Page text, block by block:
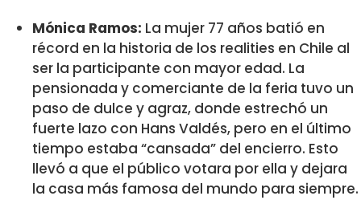
Mónica Ramos: La mujer 77 años batió en
récord en la historia de los realities en Chile al
ser la participante con mayor edad. La
pensionada y comerciante de la feria tuvo un
paso de dulce y agraz, donde estrechó un
fuerte lazo con Hans Valdés, pero en el último
tiempo estaba “cansada” del encierro. Esto
llevó a que el público votara por ella y dejara
la casa más famosa del mundo para siempre.